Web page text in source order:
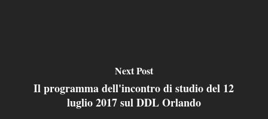
Next Post
Il programma dell'incontro di studio del 12
luglio 2017 sul DDL Orlando